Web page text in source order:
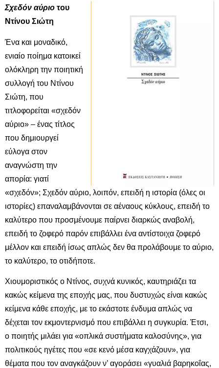
Σχεδόν αύριο του
Ντίνου Σιώτη
Ένα και μοναδικό,
ενιαίο ποίημα κατοικεί
ολόκληρη την ποιητική
συλλογή του Ντίνου
Σιώτη, που
τιτλοφορείται «σχεδόν
αύριο» – ένας τίτλος
που δημιουργεί
εύλογα στον
αναγνώστη την
απορία: γιατί
«σχεδόν»; Σχεδόν αύριο, λοιπόν, επειδή η ιστορία (όλες οι
ιστορίες) επαναλαμβάνονται σε αέναους κύκλους, επειδή το
καλύτερο που προσμένουμε παίρνει διαρκώς αναβολή,
επειδή το ζοφερό παρόν επιβάλλει ένα αντίστοιχα ζοφερό
μέλλον και επειδή ίσως απλώς δεν θα προλάβουμε το αύριο,
το καλύτερο, το οτιδήποτε.
Χιουμοριστικός ο Ντίνος, συχνά κυνικός, καυτηριάζει τα
κακώς κείμενα της εποχής μας, που δυστυχώς είναι κακώς
κείμενα κάθε εποχής, με το εκάστοτε ένδυμα απλώς να
δέχεται τον εκμοντερνισμό που επιβάλλει η συγκυρία. Έτσι,
ο ποιητής μιλάει για «οπλικά συστήματα καλοσύνης», για
πολιτικούς ηγέτες που «σε κενό μέσα καγχάζουν», για
θέματα που τον αναγκάζουν ν’ αγοράσει «γυαλιά βαρηκοΐας,